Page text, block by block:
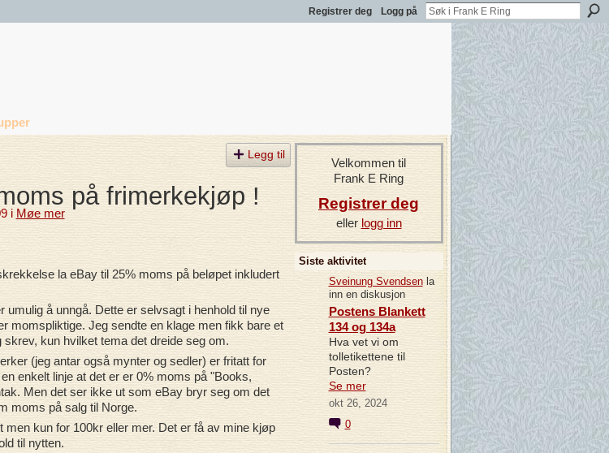
Registrer deg Logg på
Legg til
på frimerkekjøp !
i Møe mer
la eBay til 25% moms på beløpet inkludert
å unngå. Dette er selvsagt i henhold til nye
momspliktige. Jeg sendte en klage men fikk bare et
kun hvilket tema det dreide seg om.
(jeg antar også mynter og sedler) er fritatt for
enkelt linje at det er er 0% moms på "Books,
Men det ser ikke ut som eBay bryr seg om det
moms på salg til Norge.
kun for 100kr eller mer. Det er få av mine kjøp
til nytten.
Velkommen til
Frank E Ring
Registrer deg
eller logg inn
Siste aktivitet
Sveinung Svendsenla
inn en diskusjon
Postens Blankett
134 og 134a
Hva vet vi om
tolletikettene til
Posten?
Se mer
okt 26, 2024
0